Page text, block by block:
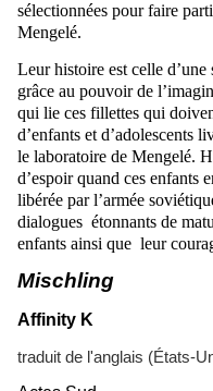
sélectionnées pour faire
Mengelé.
Leur histoire est celle
grâce au pouvoir de
qui lie ces fillettes qui
d’enfants et d’adolescents
le laboratoire de Mengelé.
d’espoir quand ces enfants
libérée par l’armée
dialogues étonnants de
enfants ainsi que leur
Mischling
Affinity K
traduit de l'anglais (États-